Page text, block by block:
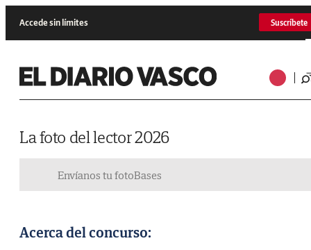
Accede sin límites Suscríbete
La foto del lector 2026
Envíanos tu fotoBases
Acerca del concurso: